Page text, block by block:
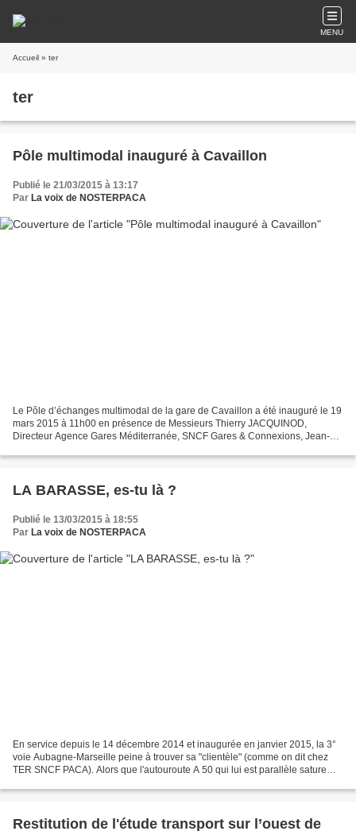
MENU
Accueil » ter
ter
Pôle multimodal inauguré à Cavaillon
Publié le 21/03/2015 à 13:17
Par La voix de NOSTERPACA
Le Pôle d’échanges multimodal de la gare de Cavaillon a été inauguré le 19
mars 2015 à 11h00 en présence de Messieurs Thierry JACQUINOD,
Directeur Agence Gares Méditerranée, SNCF Gares & Connexions, Jean-
LA BARASSE, es-tu là ?
Publié le 13/03/2015 à 18:55
Par La voix de NOSTERPACA
En service depuis le 14 décembre 2014 et inaugurée en janvier 2015, la 3°
voie Aubagne-Marseille peine à trouver sa "clientèle" (comme on dit chez
TER SNCF PACA). Alors que l'autouroute A 50 qui lui est parallèle sature
Restitution de l'étude transport sur l’ouest de